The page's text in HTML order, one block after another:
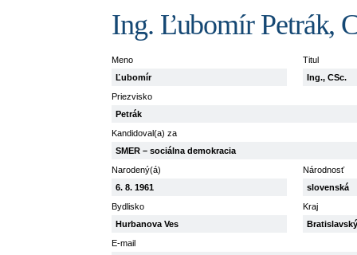
Ing. Ľubomír Petrák,
Meno
Ľubomír
Titul
Ing., CSc.
Priezvisko
Petrák
Kandidoval(a) za
SMER – sociálna demokracia
Narodený(á)
6. 8. 1961
Národnosť
slovenská
Bydlisko
Hurbanova Ves
Kraj
E-mail